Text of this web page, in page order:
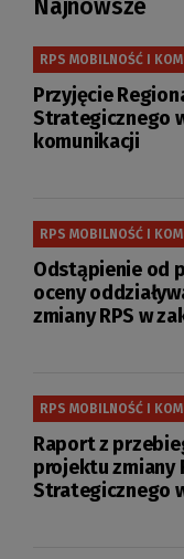
Najnowsze
RPS MOBILNOŚĆ I
Przyjęcie
Strategicznego
komunikacji
RPS MOBILNOŚĆ I
Odstąpienie od
oceny
zmiany RPS w
RPS MOBILNOŚĆ I
Raport z
projektu zmiany
Strategicznego